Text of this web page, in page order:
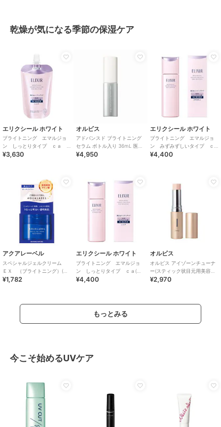
乾燥が気になる季節の保湿ケア
エリクシール ホワイト
ブライトニング エマルジョ
ン しっとりタイプ ｃａ
（つめかえ用）医薬部外品
¥3,630
オルビス
アドバンスド ブライトニング
セラム ボトル入り 36mL 医薬
部外品
¥4,950
エリクシール ホワイト
ブライトニング エマルジョ
ン みずみずしいタイプ ｃ
ａ(医薬部外品)
¥4,400
アクアレーベル
スペシャルジェルクリーム
ＥＸ （ブライトニング）(医
薬部外品)
¥1,782
エリクシール ホワイト
ブライトニング エマルジョ
ン しっとりタイプ ｃａ(医
薬部外品)
¥4,400
オルビス
オルビス アイゾーンチューナ
ー(スティック状目元用美容
液）
¥2,970
もっとみる
今こそ始めるUVケア